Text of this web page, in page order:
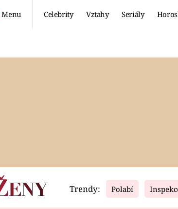
Menu Celebrity Vztahy Seriály
Video
Trendy: Polabí